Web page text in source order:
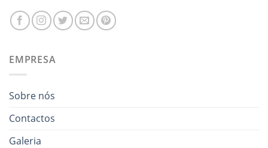
EMPRESA
Sobre nós
Contactos
Galeria